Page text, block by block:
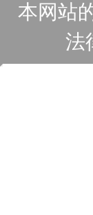
本网站
法